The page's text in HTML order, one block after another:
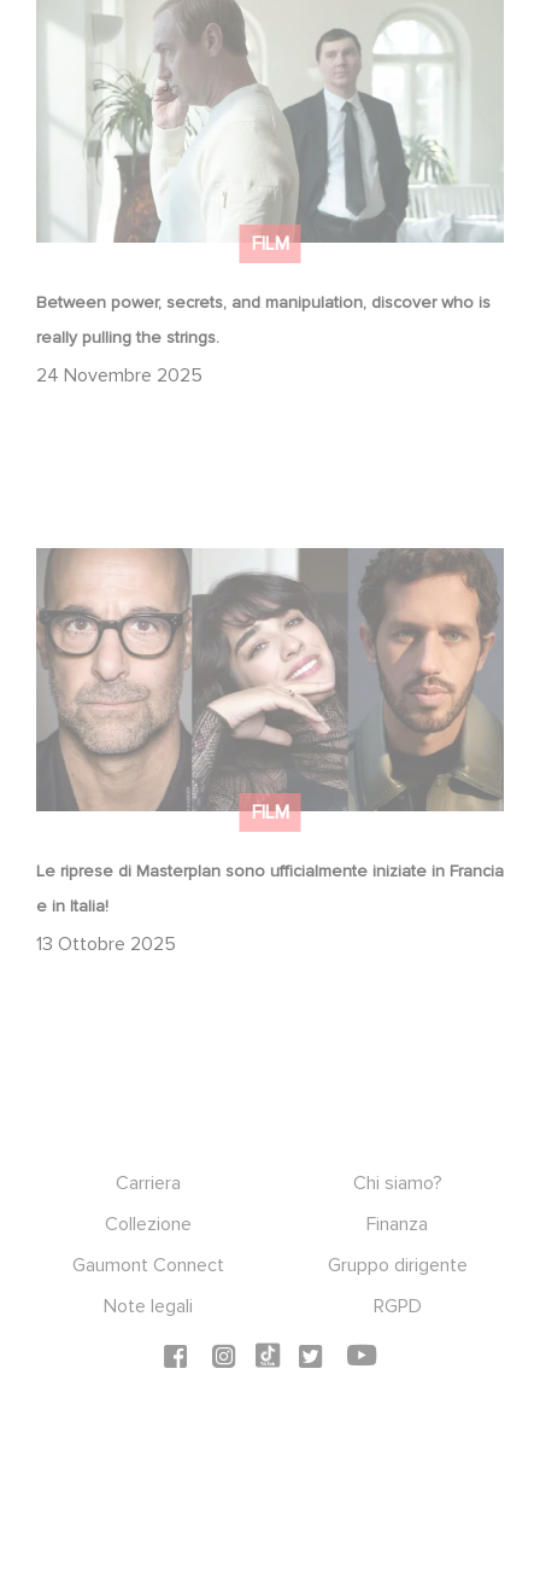
FILM
Between power, secrets, and manipulation, discover who is
really pulling the strings.
24 Novembre 2025
who is really pulling the strings.
FILM
Le riprese di Masterplan sono ufficialmente iniziate in Francia
e in Italia!
13 Ottobre 2025
Le riprese di Masterplan sono ufficialmente iniziate in
Carriera
Chi siamo?
Collezione
Finanza
Gaumont Connect
Gruppo dirigente
Note legali
RGPD
Social icons